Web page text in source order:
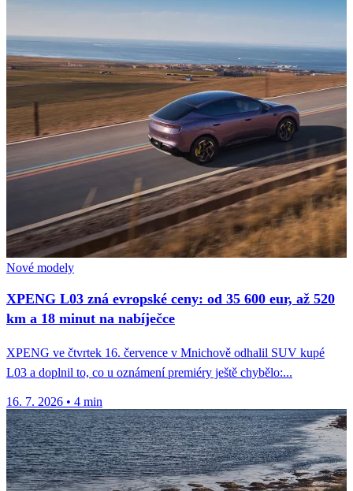
Nové modely
XPENG L03 zná evropské ceny: od 35 600 eur, až 520
km a 18 minut na nabíječce
XPENG ve čtvrtek 16. července v Mnichově odhalil SUV kupé
L03 a doplnil to, co u oznámení premiéry ještě chybělo:...
16. 7. 2026 • 4 min